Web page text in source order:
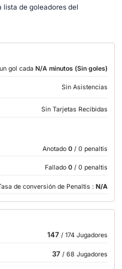
lista de goleadores del
gol cada N/A minutos (Sin goles)
Sin Asistencias
Sin Tarjetas Recibidas
Anotado 0 / 0 penaltis
Fallado 0 / 0 penaltis
de conversión de Penaltis : N/A
147/ 174 Jugadores
37/ 68 Jugadores